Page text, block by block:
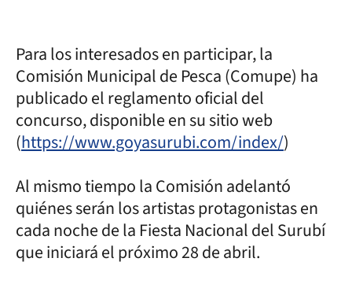
Para los interesados en participar, la
Comisión Municipal de Pesca (Comupe) ha
publicado el reglamento oficial del
concurso, disponible en su sitio web
(https://www.goyasurubi.com/index/)
Al mismo tiempo la Comisión adelantó
quiénes serán los artistas protagonistas en
cada noche de la Fiesta Nacional del Surubí
que iniciará el próximo 28 de abril.